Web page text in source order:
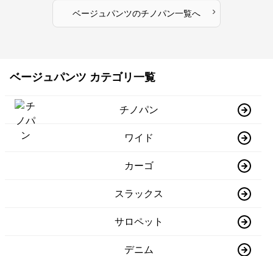
ベージュパンツのチノパン一覧へ ›
ベージュパンツ カテゴリ一覧
チノパン
ワイド
カーゴ
スラックス
サロペット
デニム